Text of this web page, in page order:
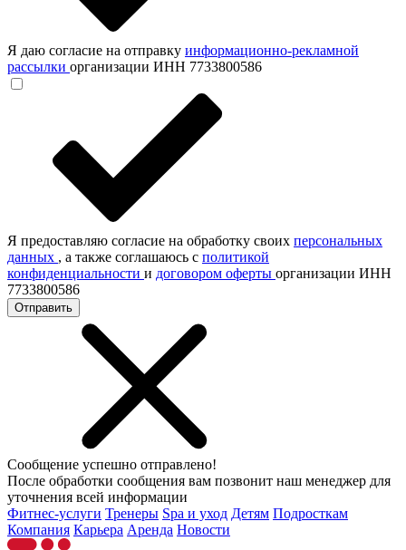
Я даю согласие на отправку информационно-рекламной
рассылки организации ИНН 7733800586
Я предоставляю согласие на обработку своих персональных
данных , а также соглашаюсь с политикой
конфиденциальности и договором оферты организации ИНН
7733800586
Отправить
Сообщение успешно отправлено!
После обработки сообщения вам позвонит наш менеджер для
уточнения всей информации
Фитнес-услуги Тренеры Spa и уход Детям Подросткам
Компания Карьера Аренда Новости